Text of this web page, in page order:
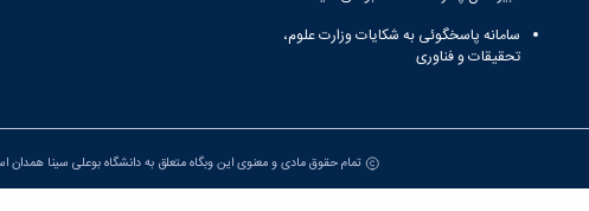
سامانه پاسخگوئی به شکایات وزارت علوم،
تحقیقات و فناوری
تمام حقوق مادی و معنوی این وبگاه متعلق به دانشگاه بوعلی سینا